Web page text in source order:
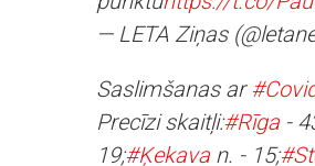
— LETA Ziņas
Saslimšanas ar
Precīzi skaitļi:#Rīga -
19;#Ķekava n. - 15;